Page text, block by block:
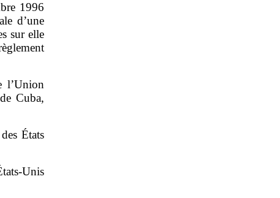
1996
d’une
sur elle
l’Union
Cuba,
États